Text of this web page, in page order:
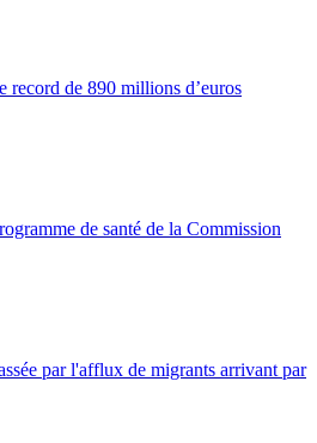
record de 890 millions d’euros
de santé de la Commission
par l'afflux de migrants arrivant par